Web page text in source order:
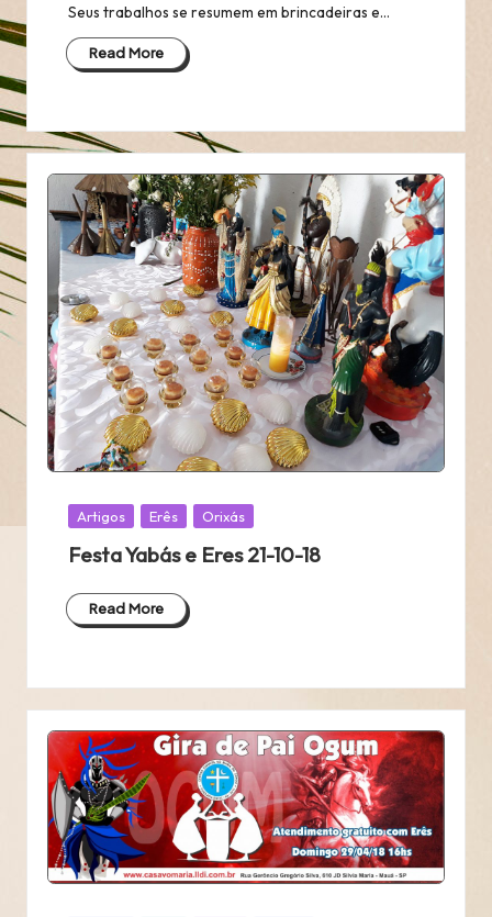
Seus trabalhos se resumem em brincadeiras e…
Read More
Posted
Artigos Erês Orixás
Festa Yabás e Eres 21-10-18
Read More